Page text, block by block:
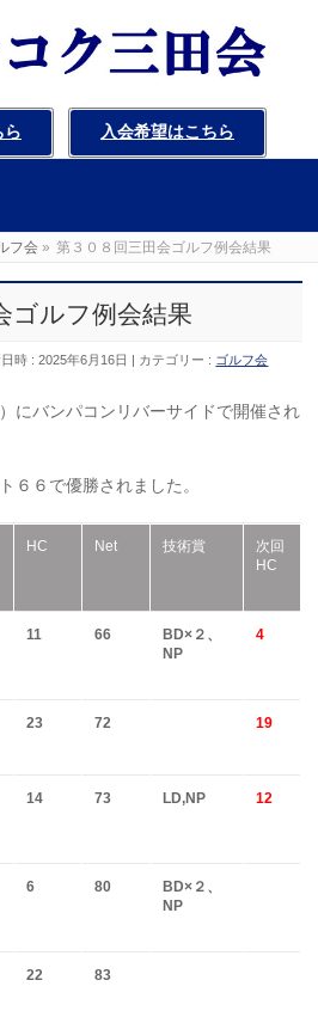
ら 入会希望はこちら
フ会 » 第３０８回三田会ゴルフ例会結果
ゴルフ例会結果
時 : 2025年6月16日 カテゴリー : ゴルフ会
にバンパコンリバーサイドで開催され
６６で優勝されました。
HC Net 技術賞
次回
HC
11 66 BD×２、
NP
4
23 72 19
14 73 LD,NP 12
6 80 BD×２、
NP
22 83